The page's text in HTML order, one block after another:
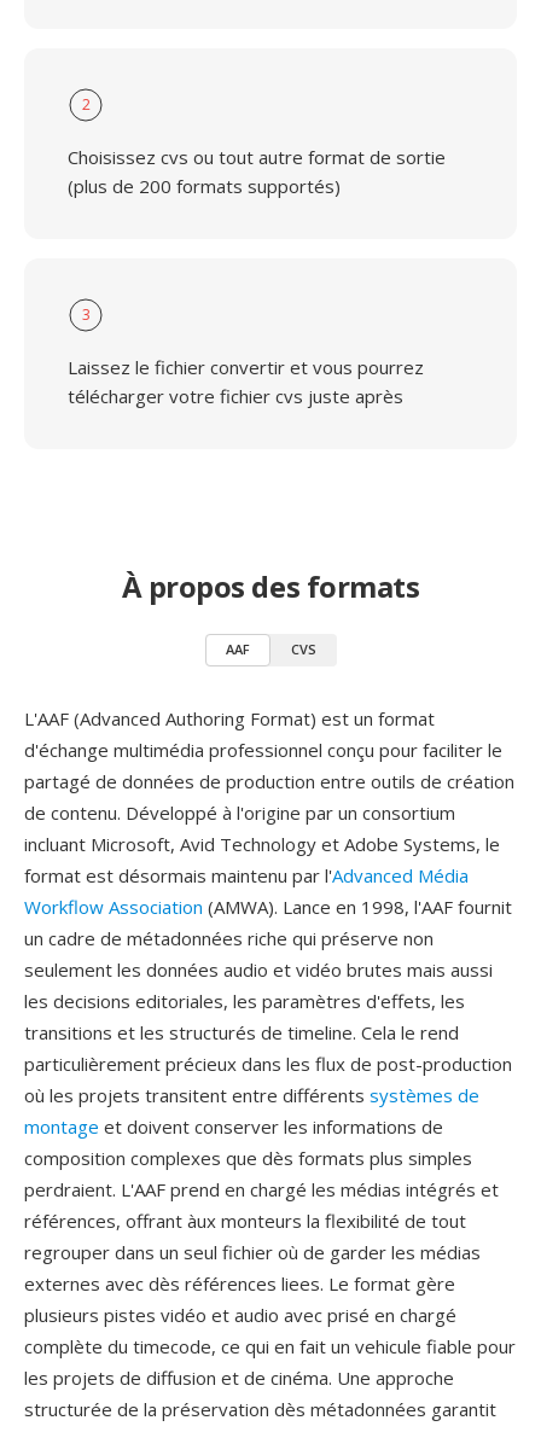
2
Choisissez cvs ou tout autre format de sortie
(plus de 200 formats supportés)
3
Laissez le fichier convertir et vous pourrez
télécharger votre fichier cvs juste après
À propos des formats
AAF CVS
L'AAF (Advanced Authoring Format) est un format
d'échange multimédia professionnel conçu pour faciliter le
partagé de données de production entre outils de création
de contenu. Développé à l'origine par un consortium
incluant Microsoft, Avid Technology et Adobe Systems, le
format est désormais maintenu par l'Advanced Média
Workflow Association (AMWA). Lance en 1998, l'AAF fournit
un cadre de métadonnées riche qui préserve non
seulement les données audio et vidéo brutes mais aussi
les decisions editoriales, les paramètres d'effets, les
transitions et les structurés de timeline. Cela le rend
particulièrement précieux dans les flux de post-production
où les projets transitent entre différents systèmes de
montage et doivent conserver les informations de
composition complexes que dès formats plus simples
perdraient. L'AAF prend en chargé les médias intégrés et
références, offrant àux monteurs la flexibilité de tout
regrouper dans un seul fichier où de garder les médias
externes avec dès références liees. Le format gère
plusieurs pistes vidéo et audio avec prisé en chargé
complète du timecode, ce qui en fait un vehicule fiable pour
les projets de diffusion et de cinéma. Une approche
structurée de la préservation dès métadonnées garantit